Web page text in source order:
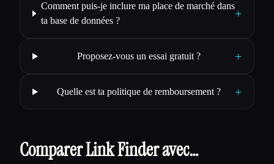
Comment puis-je inclure ma place de marché dans
ta base de données ?
+
Proposez-vous un essai gratuit ? +
Quelle est ta politique de remboursement ? +
Comparer Link Finder avec…